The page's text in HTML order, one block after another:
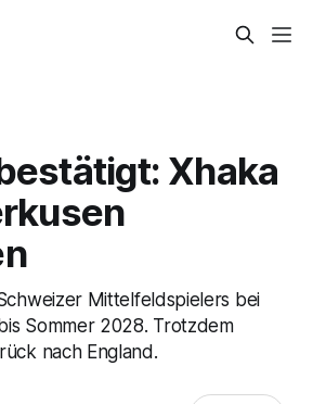
Xhaka
Mittelfeldspielers bei
Sommer 2028. Trotzdem
nach England.